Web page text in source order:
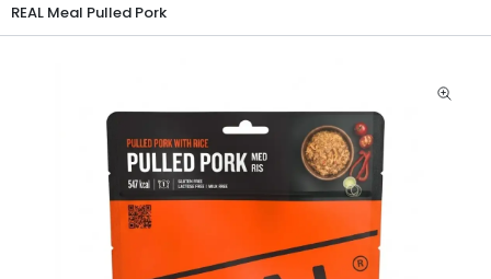
REAL Meal Pulled Pork